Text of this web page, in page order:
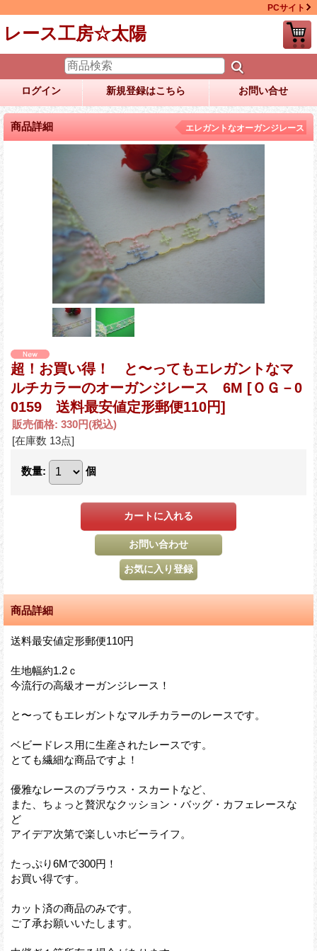
PCサイト
レース工房☆太陽
ログイン 新規登録はこちら お問い合せ
商品詳細 エレガントなオーガンジレース
超！お買い得！ と〜ってもエレガントなマ
ルチカラーのオーガンジレース 6M [ＯＧ－0
0159 送料最安値定形郵便110円]
販売価格: 330円(税込)
[在庫数 13点]
数量: 個
商品詳細
送料最安値定形郵便110円
生地幅約1.2ｃ
今流行の高級オーガンジレース！
と〜ってもエレガントなマルチカラーのレースです。
ベビードレス用に生産されたレースです。
とても繊細な商品ですよ！
優雅なレースのブラウス・スカートなど、
また、ちょっと贅沢なクッション・バッグ・カフェレースな
ど
アイデア次第で楽しいホビーライフ。
たっぷり6Mで300円！
お買い得です。
カット済の商品のみです。
ご了承お願いいたします。